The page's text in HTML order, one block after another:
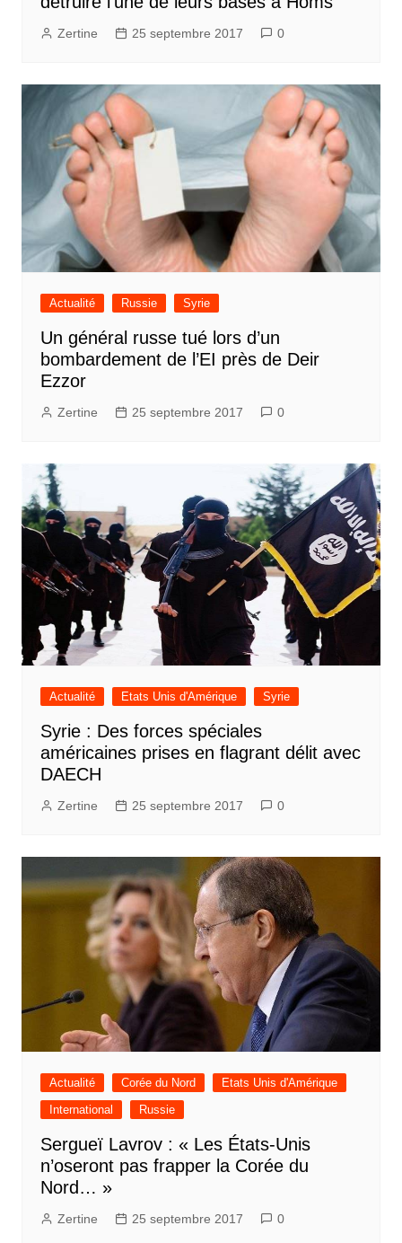
Zertine 25 septembre 2017 0
Actualité Russie Syrie
Un général russe tué lors d’un
bombardement de l’EI près de Deir
Ezzor
Zertine 25 septembre 2017 0
Actualité Etats Unis d'Amérique Syrie
Syrie : Des forces spéciales
américaines prises en flagrant délit avec
DAECH
Zertine 25 septembre 2017 0
Actualité Corée du Nord
Etats Unis d'Amérique
International
Russie
Sergueï Lavrov : « Les États-Unis
n’oseront pas frapper la Corée du
Nord… »
Zertine 25 septembre 2017 0